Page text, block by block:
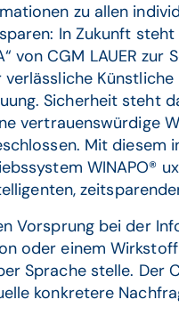
zu allen
In Zukunft steht
von CGM LAUER
Sicherheit steht
vertrauenswürdige
Mit diesem
WINAPO®
Vorsprung bei der
oder einem Wirkstoff
Sprache stelle.
konkretere